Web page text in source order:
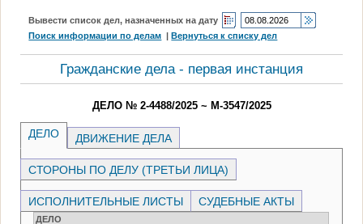
Вывести список дел, назначенных на дату
Поиск информации по делам |Вернуться к списку дел
Гражданские дела - первая инстанция
ДЕЛО № 2-4488/2025 ~ М-3547/2025
ДЕЛО ДВИЖЕНИЕ ДЕЛА
СТОРОНЫ ПО ДЕЛУ (ТРЕТЬИ ЛИЦА)
ИСПОЛНИТЕЛЬНЫЕ ЛИСТЫ СУДЕБНЫЕ АКТЫ
ДЕЛО